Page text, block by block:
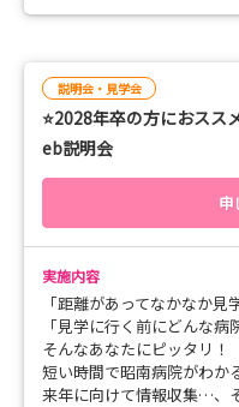
＜ 担当者 ＞
求人広報統括室：園田
TEL：099-482-3984
ホームページ：https://
申し込み時に聞きたいこと
説明会の中で回答させて頂
なんでも、質問してくださ
カメラOFFでの参加もOKで
☑ 平日夕方、土日の開催で
平日は18：00～20：00の間
学校、バイトのスケジュー
_ _ _ _ _ _ _ _ _ _ _ _ _ _ _ _
＜所要時間＞
約60分
説明会・見学会
⭐2028年卒の方におスス
eb説明会
申
実施内容
「距離があってなかなか見
「見学に行く前にどんな病
そんなあなたにピッタリ！
短い時間で昭南病院がわか
来年に向けて情報収集…、